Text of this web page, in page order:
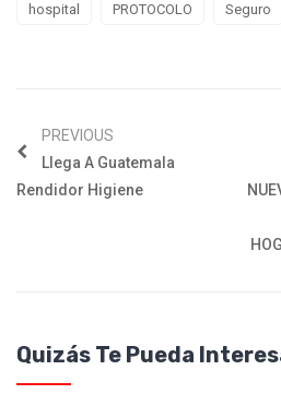
hospital PROTOCOLO Seguro
PREVIOUS
Llega A Guatemala
Rendidor Higiene
Quizás Te Pueda